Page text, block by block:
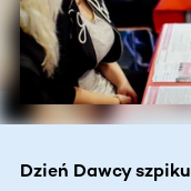
Dzień Dawcy szpiku